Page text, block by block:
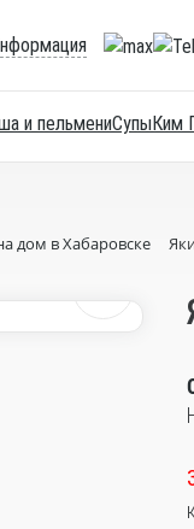
и пельмениСупыКим
дом в Хабаровске